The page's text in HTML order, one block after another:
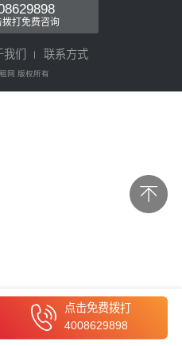
点击免费拨打
4008629898
拨打免费咨询
们 联系方式
网 版权所有